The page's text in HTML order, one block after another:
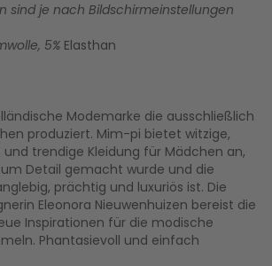
sind je nach Bildschirmeinstellungen
5% Elasthan
Modemarke die ausschließlich
produziert. Mim-pi bietet witzige,
trendige Kleidung für Mädchen an,
Detail gemacht wurde und die
prächtig und luxuriös ist. Die
Eleonora Nieuwenhuizen bereist die
Inspirationen für die modische
Phantasievoll und einfach